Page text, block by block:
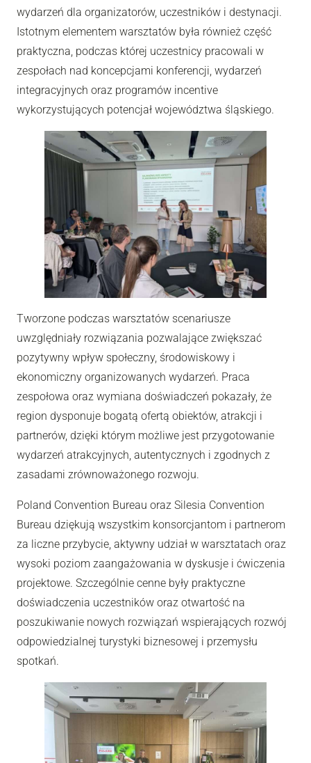
wydarzeń dla organizatorów, uczestników i destynacji.
Istotnym elementem warsztatów była również część
praktyczna, podczas której uczestnicy pracowali w
zespołach nad koncepcjami konferencji, wydarzeń
integracyjnych oraz programów incentive
wykorzystujących potencjał województwa śląskiego.
Tworzone podczas warsztatów scenariusze
uwzględniały rozwiązania pozwalające zwiększać
pozytywny wpływ społeczny, środowiskowy i
ekonomiczny organizowanych wydarzeń. Praca
zespołowa oraz wymiana doświadczeń pokazały, że
region dysponuje bogatą ofertą obiektów, atrakcji i
partnerów, dzięki którym możliwe jest przygotowanie
wydarzeń atrakcyjnych, autentycznych i zgodnych z
zasadami zrównoważonego rozwoju.
Poland Convention Bureau oraz Silesia Convention
Bureau dziękują wszystkim konsorcjantom i partnerom
za liczne przybycie, aktywny udział w warsztatach oraz
wysoki poziom zaangażowania w dyskusje i ćwiczenia
projektowe. Szczególnie cenne były praktyczne
doświadczenia uczestników oraz otwartość na
poszukiwanie nowych rozwiązań wspierających rozwój
odpowiedzialnej turystyki biznesowej i przemysłu
spotkań.